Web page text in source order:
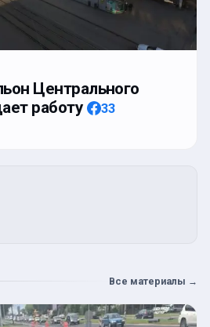
Центрального
работу
33
Все материалы →